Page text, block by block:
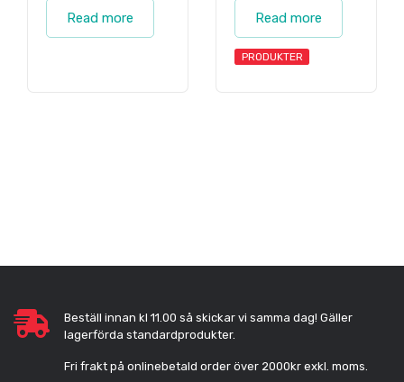
Read more Read more
PRODUKTER
Beställ innan kl 11.00 så skickar vi samma dag! Gäller
lagerförda standardprodukter.
Fri frakt på onlinebetald order över 2000kr exkl. moms.